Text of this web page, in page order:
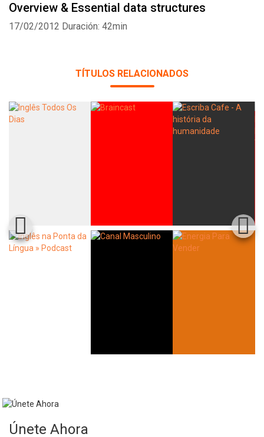
Overview & Essential data structures
17/02/2012 Duración: 42min
TÍTULOS RELACIONADOS
Únete Ahora